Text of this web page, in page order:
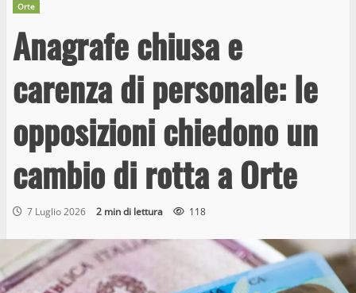
Orte
Anagrafe chiusa e
carenza di personale: le
opposizioni chiedono un
cambio di rotta a Orte
7 Luglio 2026 2 min di lettura 118